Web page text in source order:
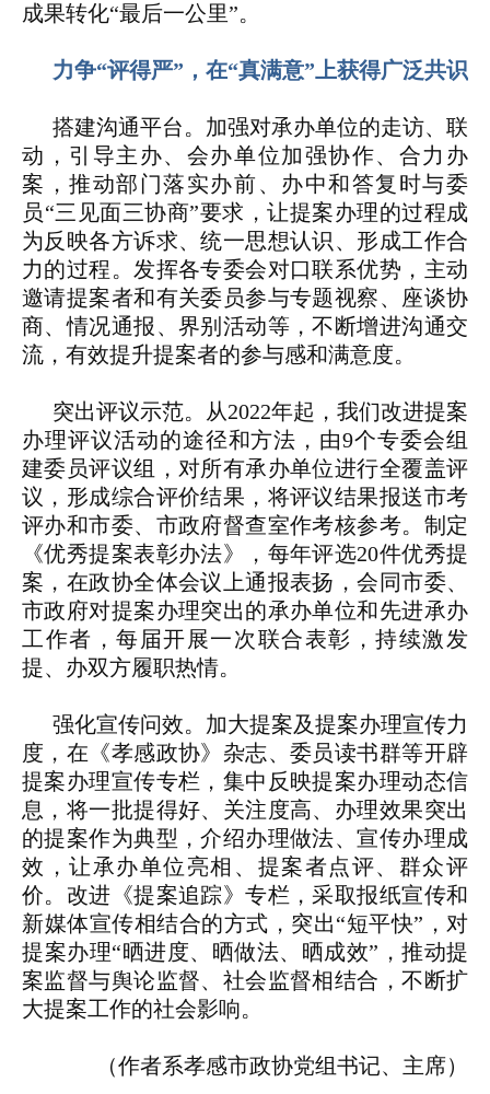
成果转化“最后一公里”。
力争“评得严”，在“真满意”上获得广泛共识
搭建沟通平台。 加强对承办单位的走访、联
动，引导主办、会办单位加强协作、合力办
案，推动部门落实办前、办中和答复时与委
员“三见面三协商”要求，让提案办理的过程成
为反映各方诉求、统一思想认识、形成工作合
力的过程。发挥各专委会对口联系优势，主动
邀请提案者和有关委员参与专题视察、座谈协
商、情况通报、界别活动等，不断增进沟通交
流，有效提升提案者的参与感和满意度。
突出评议示范。 从2022年起，我们改进提案
办理评议活动的途径和方法，由9个专委会组
建委员评议组，对所有承办单位进行全覆盖评
议，形成综合评价结果，将评议结果报送市考
评办和市委、市政府督查室作考核参考。制定
《优秀提案表彰办法》，每年评选20件优秀提
案，在政协全体会议上通报表扬，会同市委、
市政府对提案办理突出的承办单位和先进承办
工作者，每届开展一次联合表彰，持续激发
提、办双方履职热情。
强化宣传问效。 加大提案及提案办理宣传力
度，在《孝感政协》杂志、委员读书群等开辟
提案办理宣传专栏，集中反映提案办理动态信
息，将一批提得好、关注度高、办理效果突出
的提案作为典型，介绍办理做法、宣传办理成
效，让承办单位亮相、提案者点评、群众评
价。改进《提案追踪》专栏，采取报纸宣传和
新媒体宣传相结合的方式，突出“短平快”，对
提案办理“晒进度、晒做法、晒成效”，推动提
案监督与舆论监督、社会监督相结合，不断扩
大提案工作的社会影响。
（作者系孝感市政协党组书记、主席）